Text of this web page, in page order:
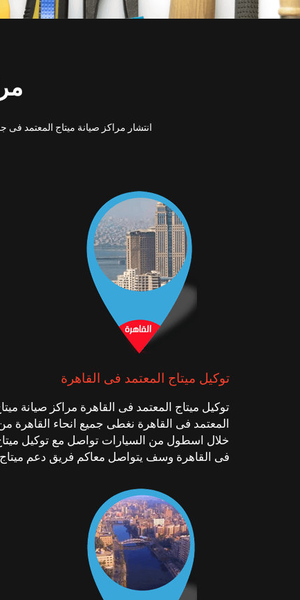
انتشار مراكز صيانة ميتاج المعتمد
توكيل ميتاج المعتمد فى القاهرة
توكيل ميتاج المعتمد فى القاهرة مراكز صيانة
المعتمد فى القاهرة نغطى جميع انحاء القاهرة
خلال اسطول من السيارات تواصل مع توكيل
فى القاهرة وسف يتواصل معاكم فريق دعم ميتاج